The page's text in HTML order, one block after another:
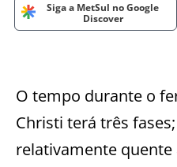
Siga a MetSul no Google
Discover
O tempo durante o
Christi terá três
relativamente quente